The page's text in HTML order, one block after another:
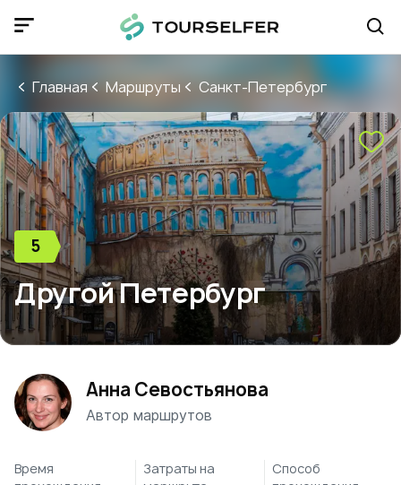
Главная Маршруты Санкт-Петербург
5
Другой Петербург
Анна Севостьянова
Автор маршрутов
Время
Затраты на
Способ